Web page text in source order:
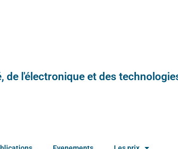
de l'électronique et des